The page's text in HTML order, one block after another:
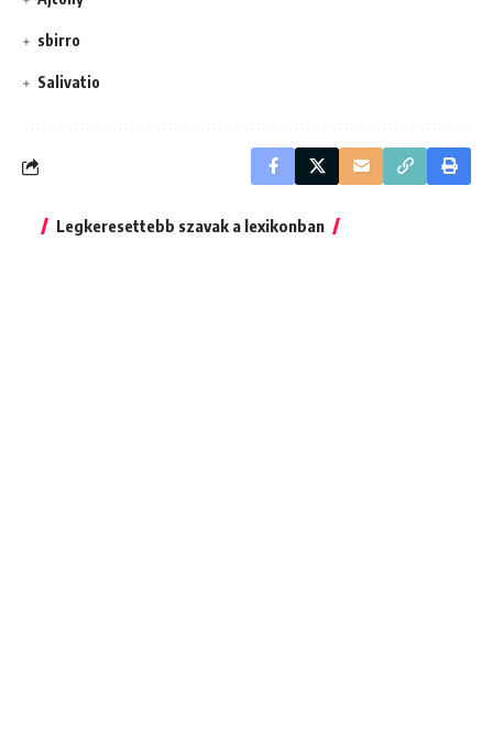
sbirro
Salivatio
Legkeresettebb szavak a lexikonban